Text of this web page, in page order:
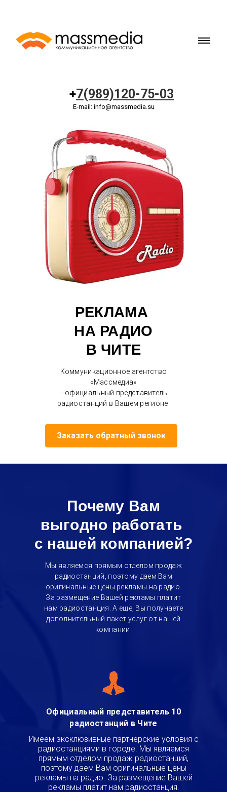
+7(989)120-75-03
E-mail: info@massmedia.su
РЕКЛАМА
НА РАДИО
В ЧИТЕ
Коммуникационное агентство
«Массмедиа»
- официальный представитель
радиостанций в Вашем регионе.
Заказать обратный звонок
Почему Вам
выгодно работать
с нашей компанией?
Мы являемся прямым отделом продаж
радиостанций, поэтому даем Вам
оригинальные цены рекламы на радио.
За размещение Вашей рекламы платит
нам радиостанция. А еще, Вы получаете
дополнительный пакет услуг от нашей
компании
Официальный представитель 10
радиостанций в Чите
Имеем эксклюзивные партнерские условия с
радиостанциями в городе. Мы являемся
прямым отделом продаж радиостанций,
поэтому даем Вам оригинальные цены
рекламы на радио. За размещение Вашей
рекламы платит нам радиостанция.